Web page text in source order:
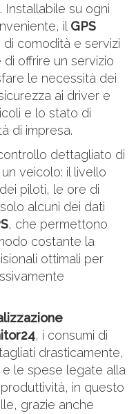
. Installabile su ogni
ilGPS
comodità e servizi
offrire un servizio
le necessità dei
ai driver e
e lo stato di
di impresa.
dettagliato di
veicolo: il livello
piloti, le ore di
alcuni dei dati
, che permettono
costante la
ottimali per
, i consumi di
drasticamente,
le spese legate alla
in questo
grazie anche